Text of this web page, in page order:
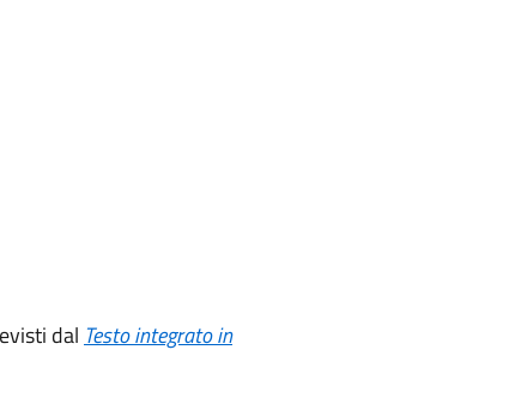
dal Testo integrato in